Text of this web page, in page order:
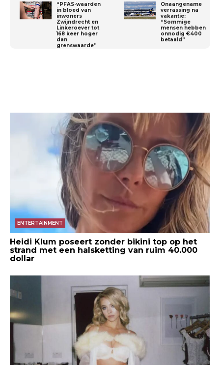
“PFAS-waarden
in bloed van
inwoners
Zwijndrecht en
Linkeroever tot
168 keer hoger
dan
grenswaarde”
Onaangename
verrassing na
vakantie:
“Sommige
mensen hebben
onnodig €400
betaald”
ENTERTAINMENT
Heidi Klum poseert zonder bikini top op het
strand met een halsketting van ruim 40.000
dollar